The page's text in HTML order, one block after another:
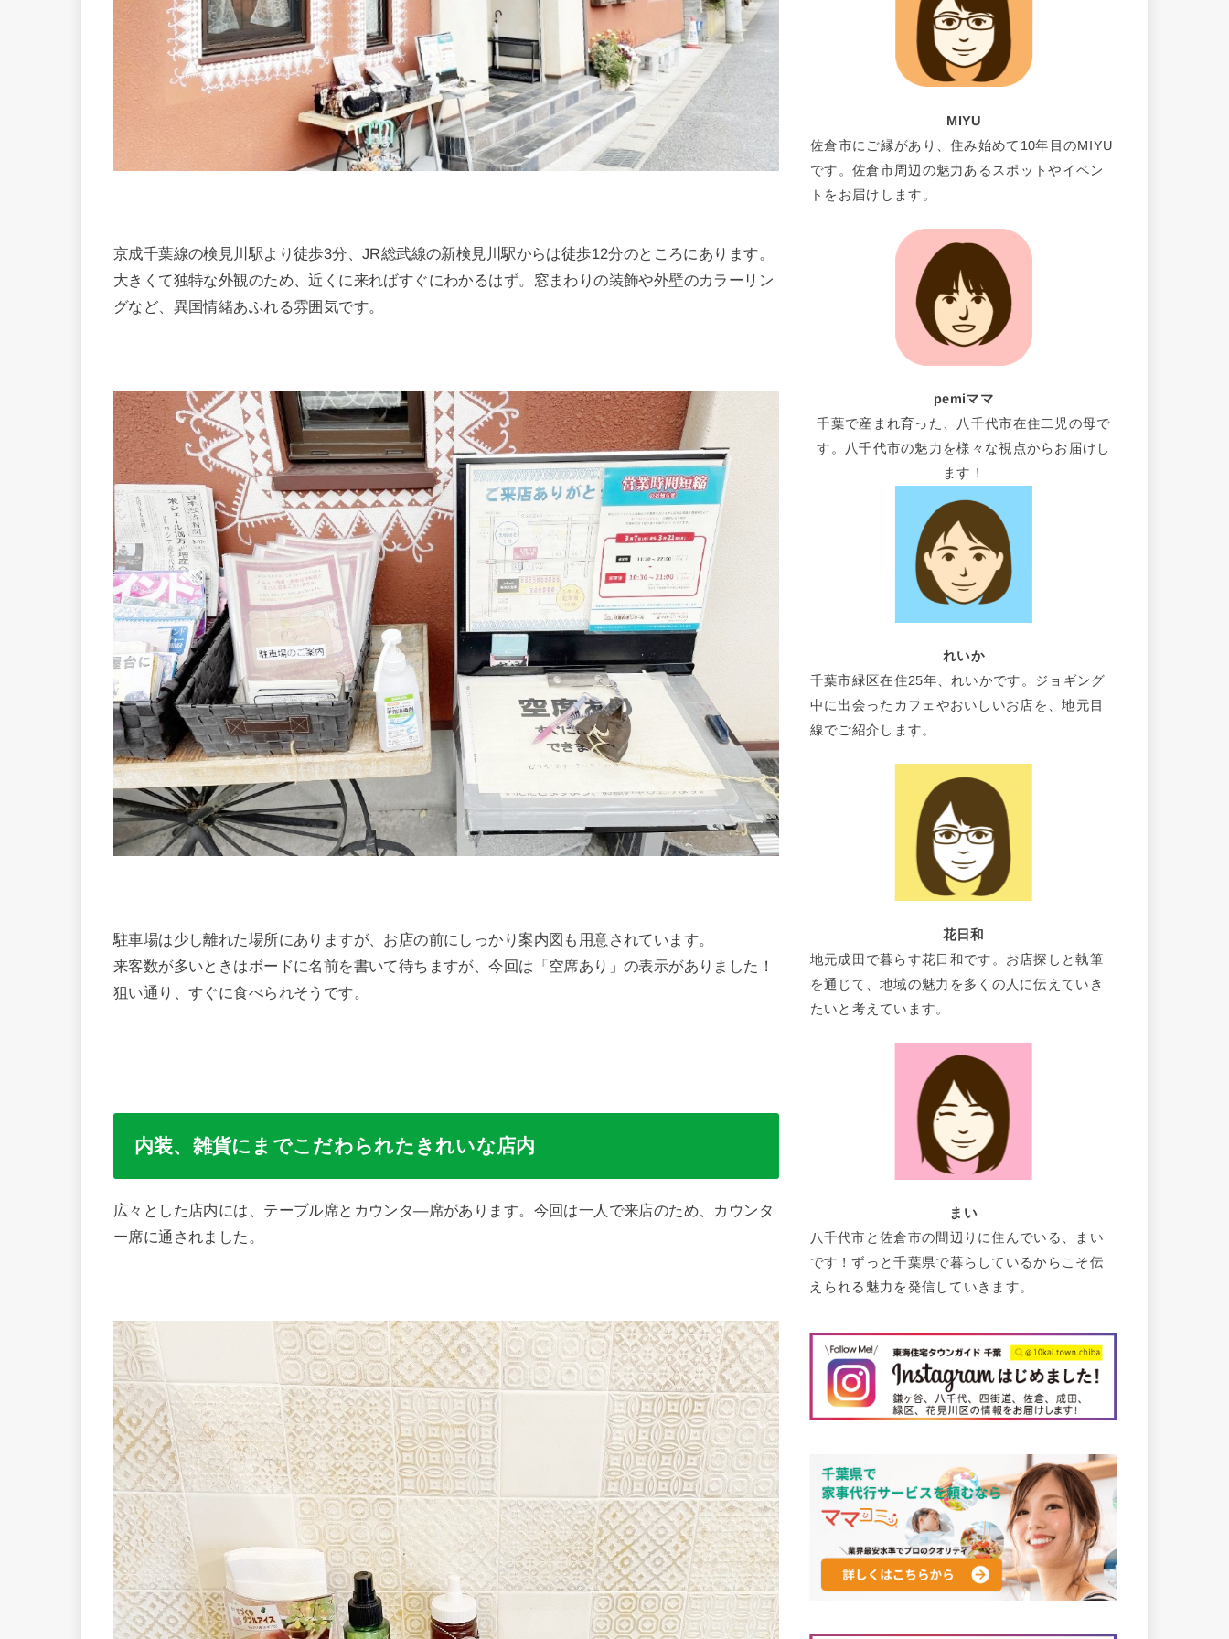
京成千葉線の検見川駅より徒歩3分、JR総武線の新検見川駅からは徒歩12分のところにあります。
大きくて独特な外観のため、近くに来ればすぐにわかるはず。窓まわりの装飾や外壁のカラーリン
グなど、異国情緒あふれる雰囲気です。
駐車場は少し離れた場所にありますが、お店の前にしっかり案内図も用意されています。
来客数が多いときはボードに名前を書いて待ちますが、今回は「空席あり」の表示がありました！
狙い通り、すぐに食べられそうです。
内装、雑貨にまでこだわられたきれいな店内
広々とした店内には、テーブル席とカウンタ―席があります。今回は一人で来店のため、カウンタ
ー席に通されました。
MIYU
佐倉市にご縁があり、住み始めて10年目のMIYU
です。佐倉市周辺の魅力あるスポットやイベン
トをお届けします。
pemiママ
千葉で産まれ育った、八千代市在住二児の母で
す。八千代市の魅力を様々な視点からお届けし
ます！
れいか
千葉市緑区在住25年、れいかです。ジョギング
中に出会ったカフェやおいしいお店を、地元目
線でご紹介します。
花日和
地元成田で暮らす花日和です。お店探しと執筆
を通じて、地域の魅力を多くの人に伝えていき
たいと考えています。
まい
八千代市と佐倉市の間辺りに住んでいる、まい
です！ずっと千葉県で暮らしているからこそ伝
えられる魅力を発信していきます。